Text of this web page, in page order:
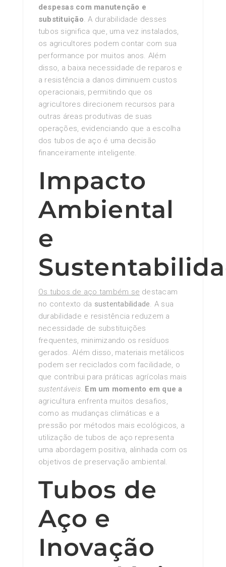
despesas com manutenção e
substituição. A durabilidade desses
tubos significa que, uma vez instalados,
os agricultores podem contar com sua
performance por muitos anos. Além
disso, a baixa necessidade de reparos e
a resistência a danos diminuem custos
operacionais, permitindo que os
agricultores direcionem recursos para
outras áreas produtivas de suas
operações, evidenciando que a escolha
dos tubos de aço é uma decisão
financeiramente inteligente.
Impacto
Ambiental
e
Os tubos de aço também se destacam
no contexto da sustentabilidade. A sua
durabilidade e resistência reduzem a
necessidade de substituições
frequentes, minimizando os resíduos
gerados. Além disso, materiais metálicos
podem ser reciclados com facilidade, o
que contribui para práticas agrícolas mais
sustentáveis. Em um momento em que a
agricultura enfrenta muitos desafios,
como as mudanças climáticas e a
pressão por métodos mais ecológicos, a
utilização de tubos de aço representa
uma abordagem positiva, alinhada com os
objetivos de preservação ambiental.
Tubos de
Aço e
Inovação